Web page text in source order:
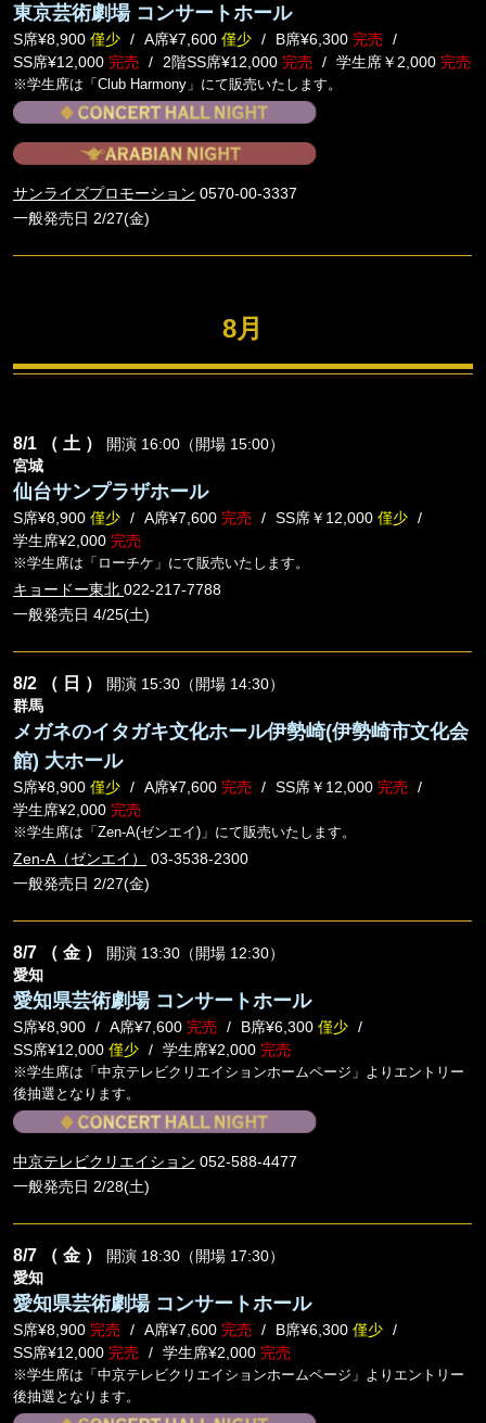
東京芸術劇場 コンサートホール
S席¥8,900僅少 A席¥7,600僅少 B席¥6,300 完売
SS席¥12,000 完売 2階SS席¥12,000 完売 学生席￥2,000 完売
※学生席は「Club Harmony」にて販売いたします。
サンライズプロモーション 0570-00-3337
一般発売日 2/27(金)
8月
8/1 （ 土 ）
開演 16:00（開場 15:00）
宮城
仙台サンプラザホール
S席¥8,900僅少 A席¥7,600 完売 SS席￥12,000僅少
学生席¥2,000 完売
※学生席は「ローチケ」にて販売いたします。
キョードー東北022-217-7788
一般発売日 4/25(土)
8/2 （ 日 ）
開演 15:30（開場 14:30）
群馬
メガネのイタガキ文化ホール伊勢崎(伊勢崎市文化会
館) 大ホール
S席¥8,900僅少 A席¥7,600 完売 SS席￥12,000 完売
学生席¥2,000 完売
※学生席は「Zen-A(ゼンエイ)」にて販売いたします。
Zen-A（ゼンエイ）
03-3538-2300
一般発売日 2/27(金)
8/7 （ 金 ）
開演 13:30（開場 12:30）
愛知
愛知県芸術劇場 コンサートホール
S席¥8,900 A席¥7,600 完売 B席¥6,300僅少
SS席¥12,000僅少 学生席¥2,000 完売
※学生席は「中京テレビクリエイションホームページ」よりエントリー
後抽選となります。
中京テレビクリエイション 052-588-4477
一般発売日 2/28(土)
8/7 （ 金 ）
開演 18:30（開場 17:30）
愛知
愛知県芸術劇場 コンサートホール
S席¥8,900 完売 A席¥7,600 完売 B席¥6,300僅少
SS席¥12,000 完売 学生席¥2,000 完売
※学生席は「中京テレビクリエイションホームページ」よりエントリー
後抽選となります。